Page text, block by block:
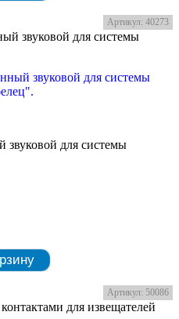
Артикул: 40273
звуковой для системы
для системы
Артикул: 50086